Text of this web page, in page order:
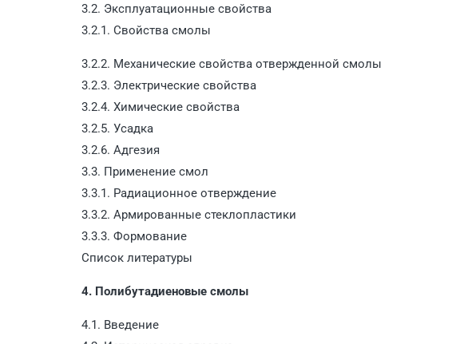
3.2. Эксплуатационные свойства
3.2.1. Свойства смолы
3.2.2. Механические свойства отвержденной смолы
3.2.3. Электрические свойства
3.2.4. Химические свойства
3.2.5. Усадка
3.2.6. Адгезия
3.3. Применение смол
3.3.1. Радиационное отверждение
3.3.2. Армированные стеклопластики
3.3.3. Формование
Список литературы
4. Полибутадиеновые смолы
4.1. Введение